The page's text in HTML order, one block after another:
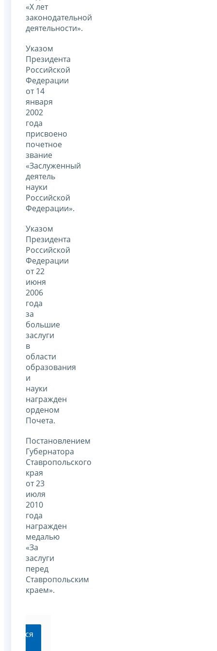
«X лет
законодательной
деятельности».
Указом
Президента
Российской
Федерации
от 14
января
2002
года
присвоено
почетное
звание
«Заслуженный
деятель
науки
Российской
Федерации».
Указом
Президента
Российской
Федерации
от 22
июня
2006
года
за
большие
заслуги
в
области
образования
и
науки
награжден
орденом
Почета.
Постановлением
Губернатора
Ставропольского
края
от 23
июля
2010
года
награжден
медалью
«За
заслуги
перед
Ставропольским
краем».